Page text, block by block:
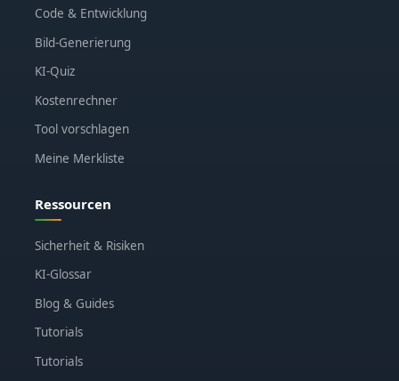
Code & Entwicklung
Bild-Generierung
KI-Quiz
Kostenrechner
Tool vorschlagen
Meine Merkliste
Ressourcen
Sicherheit & Risiken
KI-Glossar
Blog & Guides
Tutorials
Tutorials